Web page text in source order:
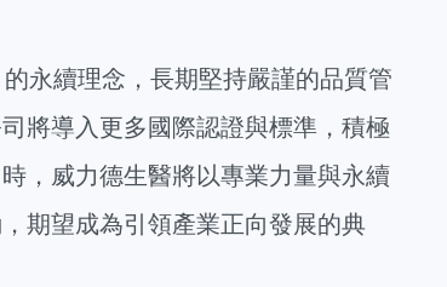
永續理念，長期堅持嚴謹的品質管
將導入更多國際認證與標準，積極
，威力德生醫將以專業力量與永續
期望成為引領產業正向發展的典